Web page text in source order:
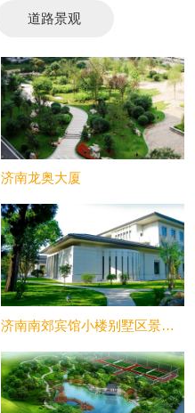
道路景观
济南龙奥大厦
济南南郊宾馆小楼别墅区景观规划设计